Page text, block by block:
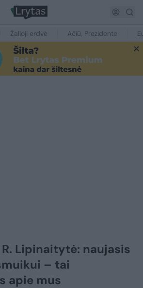
Žalioji erdvė Ačiū, Prezidente
Lipinaitytė: naujasis
– tai
apie mus